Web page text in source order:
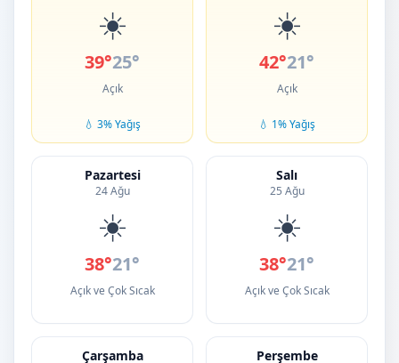
☀️
39°25°
Açık
💧 3% Yağış
☀️
42°21°
Açık
💧 1% Yağış
Pazartesi
24 Ağu
☀️
38°21°
Açık ve Çok Sıcak
Salı
25 Ağu
☀️
38°21°
Açık ve Çok Sıcak
Çarşamba Perşembe